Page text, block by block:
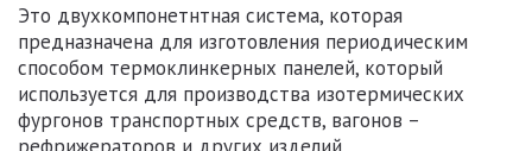
Это двухкомпонетнтная система, которая
предназначена для изготовления периодическим
способом термоклинкерных панелей, который
используется для производства изотермических
фургонов транспортных средств, вагонов –
рефрижераторов и других изделий